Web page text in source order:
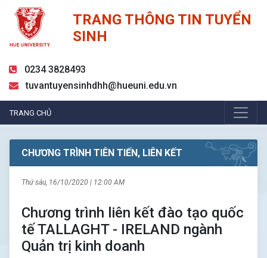
TRANG THÔNG TIN TUYỂN
SINH
0234 3828493
tuvantuyensinhdhh@hueuni.edu.vn
TRANG CHỦ
CHƯƠNG TRÌNH TIÊN TIẾN, LIÊN KẾT
Thứ sáu, 16/10/2020 | 12:00 AM
Chương trình liên kết đào tạo quốc
tế TALLAGHT - IRELAND ngành
Quản trị kinh doanh